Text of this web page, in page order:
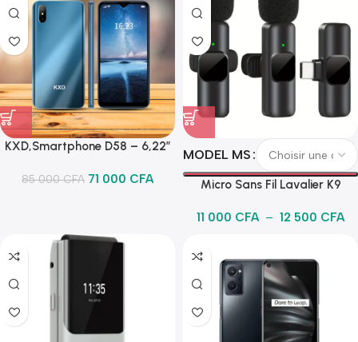
KXD,Smartphone D58 – 6,22″
2 Go + 32 Go – Identification
85 000CFA 71 000 CFA
MODEL MS
Micro Sans Fil Lavalier K9
11 000 CFA – 12 500 CFA